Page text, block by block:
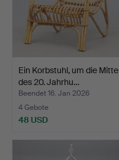
Ein Korbstuhl, um die Mitte
des 20. Jahrhu…
Beendet 16. Jan 2026
4 Gebote
48 USD